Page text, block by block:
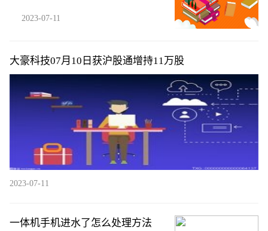
2023-07-11
大豪科技07月10日获沪股通增持11万股
2023-07-11
一体机手机进水了怎么处理方法